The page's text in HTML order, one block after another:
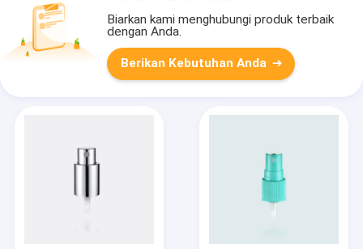
Biarkan kami menghubungi produk terbaik
dengan Anda.
Berikan Kebutuhan Anda